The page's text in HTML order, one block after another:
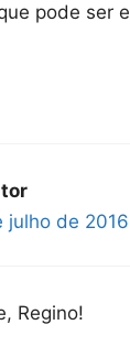
pode ser
julho de
Regino!